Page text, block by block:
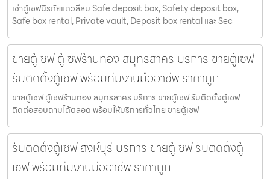
เช่าตู้เซฟนิรภัยแถวสีลม Safe deposit box, Safety deposit box,
Safe box rental, Private vault, Deposit box rental และ Sec
ขายตู้เซฟ ตู้เซฟร้านทอง สมุทรสาคร บริการ ขายตู้เซฟ
รับติดตั้งตู้เซฟ พร้อมทีมงานมืออาชีพ ราคาถูก
ขายตู้เซฟ ตู้เซฟร้านทอง สมุทรสาคร บริการ ขายตู้เซฟ รับติดตั้งตู้เซฟ
ติดต่อสอบถามได้ตลอด พร้อมให้บริการทั่วไทย ขายตู้เซฟ
รับติดตั้งตู้เซฟ สิงห์บุรี บริการ ขายตู้เซฟ รับติดตั้งตู้
เซฟ พร้อมทีมงานมืออาชีพ ราคาถูก